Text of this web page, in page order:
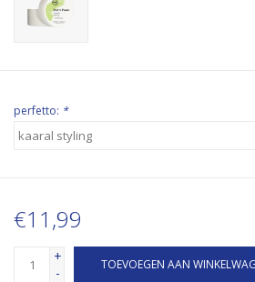
perfetto: *
€11,99
+
-
TOEVOEGEN AAN